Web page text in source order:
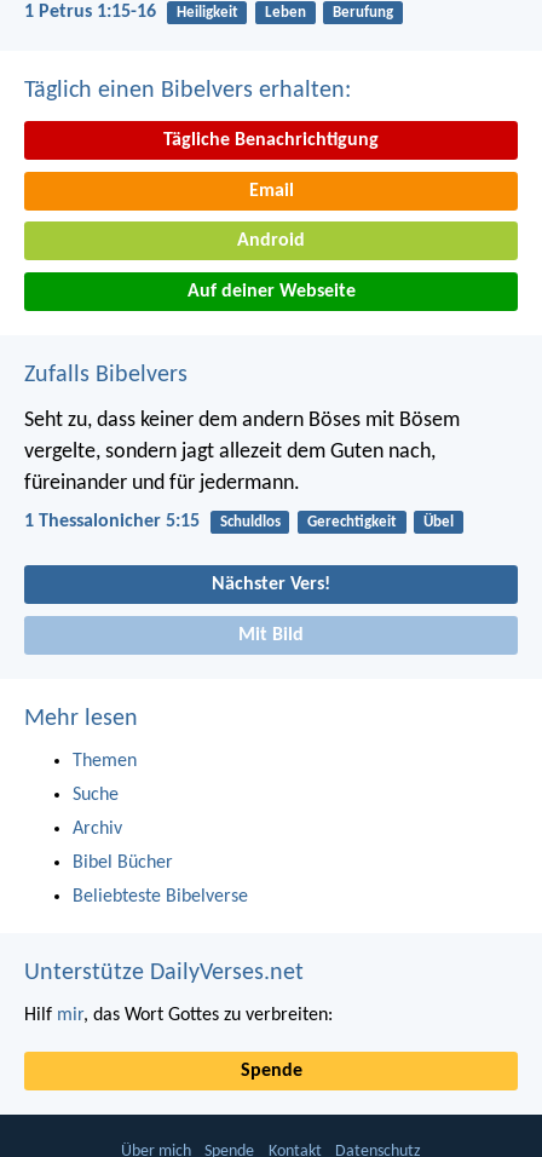
1 Petrus 1:15-16 Heiligkeit Leben Berufung
Täglich einen Bibelvers erhalten:
Tägliche Benachrichtigung
Email
Android
Auf deiner Webseite
Zufalls Bibelvers
Seht zu, dass keiner dem andern Böses mit Bösem
vergelte, sondern jagt allezeit dem Guten nach,
füreinander und für jedermann.
1 Thessalonicher 5:15 Schuldlos Gerechtigkeit Übel
Nächster Vers!
Mit Bild
Mehr lesen
Themen
Suche
Archiv
Bibel Bücher
Beliebteste Bibelverse
Unterstütze DailyVerses.net
Hilf mir, das Wort Gottes zu verbreiten:
Spende
Über mich Spende Kontakt Datenschutz